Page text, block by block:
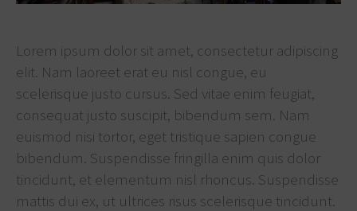
Lorem ipsum dolor sit amet, consectetur adipiscing
elit. Nam laoreet erat eu nisl congue, eu
scelerisque justo cursus. Sed vitae enim feugiat,
consequat justo suscipit, bibendum sem. Nam
euismod nisi tortor, eget tristique sapien congue
bibendum. Suspendisse fringilla enim quis dolor
tincidunt, et elementum nisl rhoncus. Suspendisse
mattis dui ex, ut ultrices risus scelerisque tincidunt.